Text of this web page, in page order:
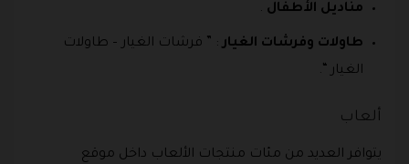
مناديل الأطفال .
طاولات وفرشات الغيار: ” فرشات الغيار – طاولات
الغيار “.
ألعاب
يتوافر العديد من مئات منتجات الألعاب داخل موقع